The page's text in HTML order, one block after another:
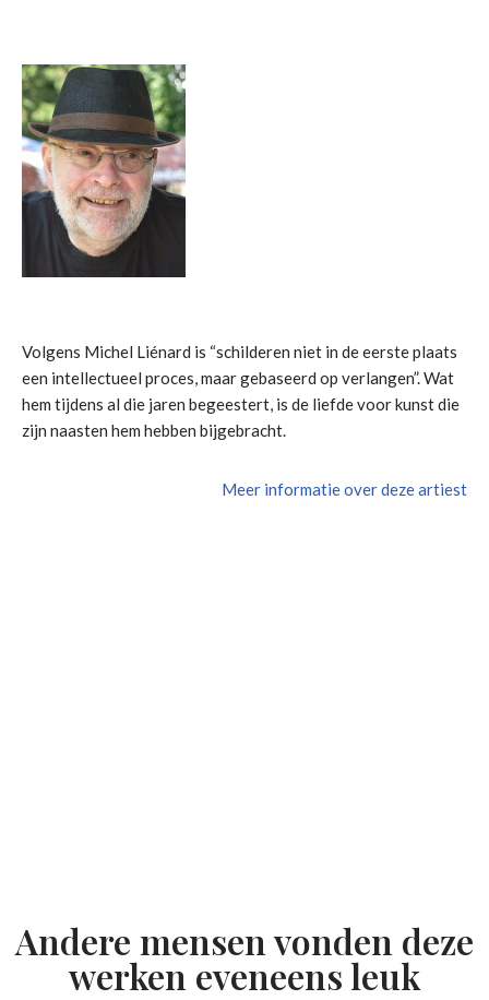
Volgens Michel Liénard is “schilderen niet in de eerste plaats
een intellectueel proces, maar gebaseerd op verlangen”. Wat
hem tijdens al die jaren begeestert, is de liefde voor kunst die
zijn naasten hem hebben bijgebracht.
Meer informatie over deze artiest
Andere mensen vonden deze
werken eveneens leuk